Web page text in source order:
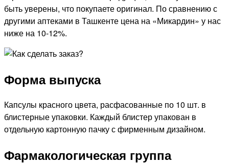
быть уверены, что покупаете оригинал. По сравнению с
другими аптеками в Ташкенте цена на «Микардин» у нас
ниже на 10-12%.
Форма выпуска
Капсулы красного цвета, расфасованные по 10 шт. в
блистерные упаковки. Каждый блистер упакован в
отдельную картонную пачку с фирменным дизайном.
Фармакологическая группа